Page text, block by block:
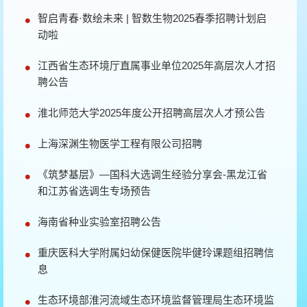
智启青春·数绘未来 | 智数生物2025春季招聘计划启
动啦
江西省生态环境厅直属事业单位2025年高层次人才招
聘公告
淮北师范大学2025年度公开招聘高层次人才预公告
上海深渊生物医学工程有限公司招聘
《筑梦基层》—国科大选调生经验分享会-黑龙江省
和江苏省选调生专场预告
海南省种业实验室招聘公告
重庆医科大学附属妇幼保健医院毕健玲课题组招聘信
息
生态环境部淮河流域生态环境监督管理局生态环境监